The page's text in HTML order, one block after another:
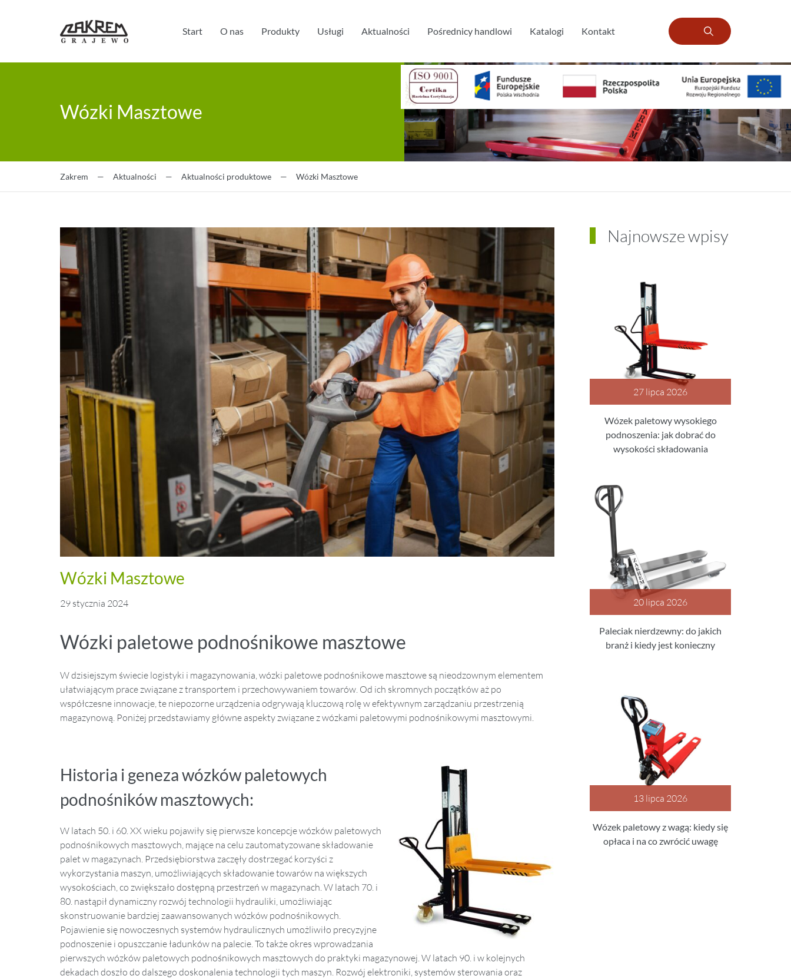
Start O nas Produkty Usługi Aktualności Pośrednicy handlowi Katalogi Kontakt
Wózki Masztowe
Zakrem — Aktualności — Aktualności produktowe — Wózki Masztowe
Wózki Masztowe
29 stycznia 2024
Wózki paletowe podnośnikowe masztowe
W dzisiejszym świecie logistyki i magazynowania, wózki paletowe podnośnikowe masztowe są nieodzownym elementem
ułatwiającym prace związane z transportem i przechowywaniem towarów. Od ich skromnych początków aż po
współczesne innowacje, te niepozorne urządzenia odgrywają kluczową rolę w efektywnym zarządzaniu przestrzenią
magazynową. Poniżej przedstawiamy główne aspekty związane z wózkami paletowymi podnośnikowymi masztowymi.
Historia i geneza wózków paletowych
podnośników masztowych:
W latach 50. i 60. XX wieku pojawiły się pierwsze koncepcje wózków paletowych
podnośnikowych masztowych, mające na celu zautomatyzowane składowanie
palet w magazynach. Przedsiębiorstwa zaczęły dostrzegać korzyści z
wykorzystania maszyn, umożliwiających składowanie towarów na większych
wysokościach, co zwiększało dostępną przestrzeń w magazynach. W latach 70. i
80. nastąpił dynamiczny rozwój technologii hydrauliki, umożliwiając
skonstruowanie bardziej zaawansowanych wózków podnośnikowych.
Pojawienie się nowoczesnych systemów hydraulicznych umożliwiło precyzyjne
podnoszenie i opuszczanie ładunków na palecie. To także okres wprowadzania
pierwszych wózków paletowych podnośnikowych masztowych do praktyki magazynowej. W latach 90. i w kolejnych
dekadach doszło do dalszego doskonalenia technologii tych maszyn. Rozwój elektroniki, systemów sterowania oraz
Najnowsze wpisy
27 lipca 2026
Wózek paletowy wysokiego
podnoszenia: jak dobrać do
wysokości składowania
20 lipca 2026
Paleciak nierdzewny: do jakich
branż i kiedy jest konieczny
13 lipca 2026
Wózek paletowy z wagą: kiedy się
opłaca i na co zwrócić uwagę